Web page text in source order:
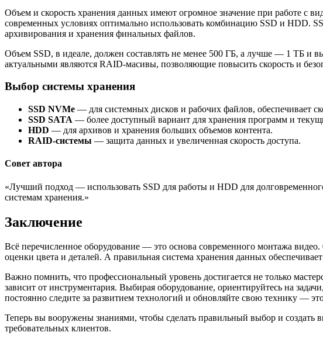
Объем и скорость хранения данных имеют огромное значение при работе с
современных условиях оптимально использовать комбинацию SSD и HDD.
архивирования и хранения финальных файлов.
Объем SSD, в идеале, должен составлять не менее 500 ГБ, а лучше — 1 ТБ и
актуальными являются RAID-масивы, позволяющие повысить скорость и
Выбор системы хранения
SSD NVMe — для системных дисков и рабочих файлов, обеспечивает
SSD SATA — более доступный вариант для хранения программ и
HDD — для архивов и хранения больших объемов контента.
RAID-системы — защита данных и увеличенная скорость доступа.
Совет автора
«Лучший подход — использовать SSD для работы и HDD для
системам хранения.»
Заключение
Всё перечисленное оборудование — это основа современного монтажа
оценки цвета и деталей. А правильная система хранения данных
Важно помнить, что профессиональный уровень достигается не только
зависит от инструментария. Выбирая оборудование, ориентируйтесь на
постоянно следите за развитием технологий и обновляйте свою технику —
Теперь вы вооружены знаниями, чтобы сделать правильный выбор и создать
требовательных клиентов.